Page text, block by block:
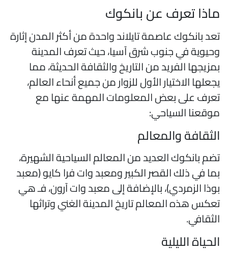
تعرف عن بانكوك
بانكوك عاصمة تايلاند واحدة من أكثر المدن إثارة
في جنوب شرق آسيا، حيث تعرف المدينة
الفريد من التاريخ والثقافة الحديثة، مما
الاختيار الأول للزوار من جميع أنحاء العالم،
على بعض المعلومات المهمة عنها مع
السياحي:
والمعالم
بانكوك العديد من المعالم السياحية الشهيرة،
في ذلك القصر الكبير ومعبد وات فرا كايو (معبد
الزمردي)، بالإضافة إلى معبد وات آرون، فـ هي
هذه المعالم تاريخ المدينة الغني وتراثها
الليلية